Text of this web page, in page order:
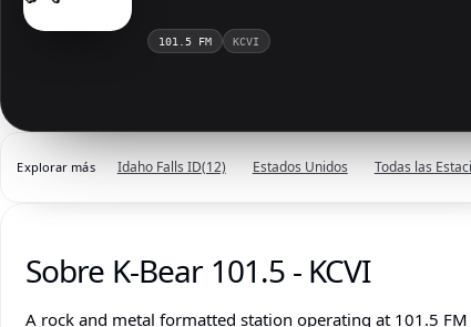
101.5 FM KCVI
Explorar más Idaho Falls ID(12) Estados Unidos Todas las
Sobre K-Bear 101.5 - KCVI
A rock and metal formatted station operating at 101.5